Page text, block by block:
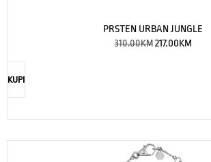
PRSTEN URBAN JUNGLE
310.00KM 217.00KM
KUPI